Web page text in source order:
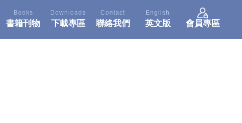
Books
書籍刊物
Downloads
下載專區
Contact
聯絡我們
English
英文版 會員專區